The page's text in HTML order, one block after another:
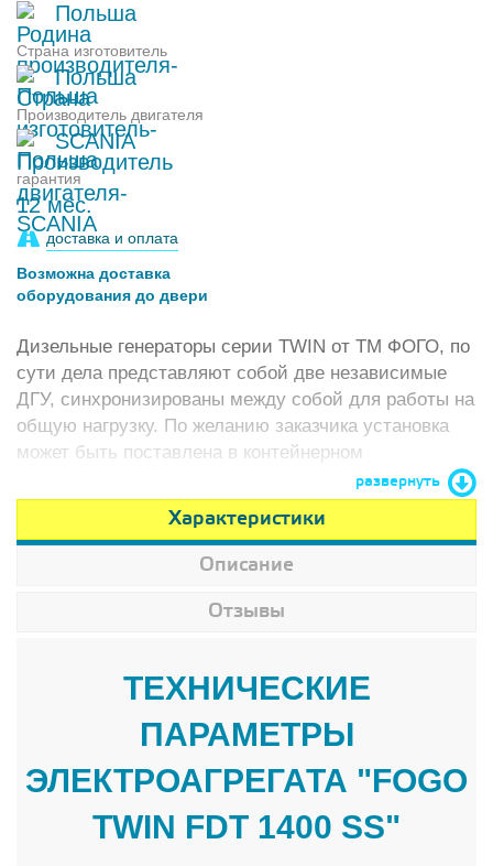
Польша
Страна изготовитель
Польша
Производитель двигателя
SCANIA
гарантия
12 мес.
доставка и оплата
Возможна доставка
оборудования до двери
Дизельные генераторы серии TWIN от ТМ ФОГО, по
сути дела представляют собой две независимые
ДГУ, синхронизированы между собой для работы на
общую нагрузку. По желанию заказчика установка
может быть поставлена в контейнерном
исполнении, или смонтирована на раме.развернуть
Характеристики
Описание
Отзывы
ТЕХНИЧЕСКИЕ
ПАРАМЕТРЫ
ЭЛЕКТРОАГРЕГАТА "FOGO
TWIN FDT 1400 SS"